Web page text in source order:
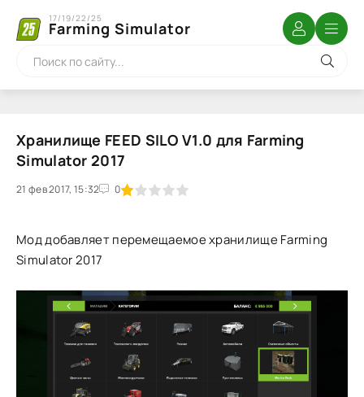
Farming Simulator
17/19/22/25
Хранилище FEED SILO V1.0 для Farming
Simulator 2017
21 фев 2017, 15:32 0
1 2 3 4 5
Мод добавляет перемещаемое хранилище Farming
Simulator 2017